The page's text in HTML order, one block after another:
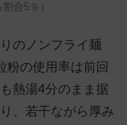
合5％）
のノンフライ麺
粉の使用率は前回
熱湯4分のまま据
、若干ながら厚み